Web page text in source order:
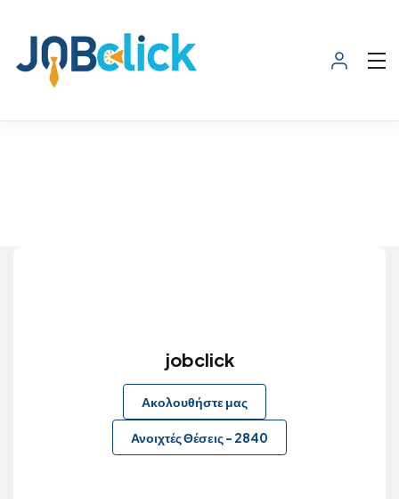
jobclick
Ακολουθήστε μας
Ανοιχτές Θέσεις- 2840